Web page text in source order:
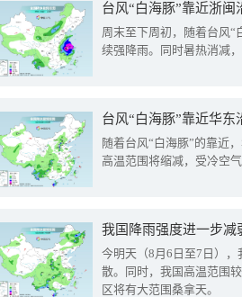
台风“白海豚”靠近浙
周末至下周初，随着台风“
续强降雨。同时暑热消减
台风“白海豚”靠近华
随着台风“白海豚”的靠近
高温范围将缩减，受冷空
今明天（8月6日至7日）
散。同时，我国高温范围
区将有大范围桑拿天。